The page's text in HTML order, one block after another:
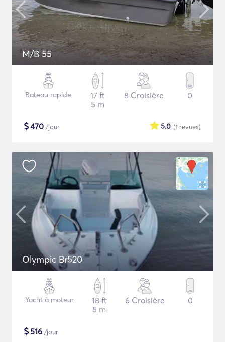
M/B 55
Bateau rapide
17 ft
5 m
8 Croisière 0
$470 /jour (1 revues)
5.0
Olympic Br520
Yacht à moteur
18 ft
5 m
6 Croisière 0
$516 /jour